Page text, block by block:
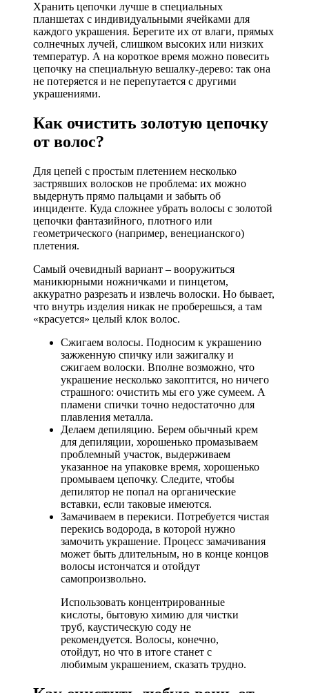
Хранить цепочки лучше в специальных
планшетах с индивидуальными ячейками для
каждого украшения. Берегите их от влаги, прямых
солнечных лучей, слишком высоких или низких
температур. А на короткое время можно повесить
цепочку на специальную вешалку-дерево: так она
не потеряется и не перепутается с другими
украшениями.
Как очистить золотую цепочку
от волос?
Для цепей с простым плетением несколько
застрявших волосков не проблема: их можно
выдернуть прямо пальцами и забыть об
инциденте. Куда сложнее убрать волосы с золотой
цепочки фантазийного, плотного или
геометрического (например, венецианского)
плетения.
Самый очевидный вариант – вооружиться
маникюрными ножничками и пинцетом,
аккуратно разрезать и извлечь волоски. Но бывает,
что внутрь изделия никак не проберешься, а там
«красуется» целый клок волос.
Сжигаем волосы. Подносим к украшению
зажженную спичку или зажигалку и
сжигаем волоски. Вполне возможно, что
украшение несколько закоптится, но ничего
страшного: очистить мы его уже сумеем. А
пламени спички точно недостаточно для
плавления металла.
Делаем депиляцию. Берем обычный крем
для депиляции, хорошенько промазываем
проблемный участок, выдерживаем
указанное на упаковке время, хорошенько
промываем цепочку. Следите, чтобы
депилятор не попал на органические
вставки, если таковые имеются.
Замачиваем в перекиси. Потребуется чистая
перекись водорода, в которой нужно
замочить украшение. Процесс замачивания
может быть длительным, но в конце концов
волосы истончатся и отойдут
самопроизвольно.
Использовать концентрированные
кислоты, бытовую химию для чистки
труб, каустическую соду не
рекомендуется. Волосы, конечно,
отойдут, но что в итоге станет с
любимым украшением, сказать трудно.